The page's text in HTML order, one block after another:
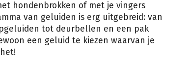
hondenbrokken of met je vingers
van geluiden is erg uitgebreid: van
tot deurbellen en een pak
een geluid te kiezen waarvan je